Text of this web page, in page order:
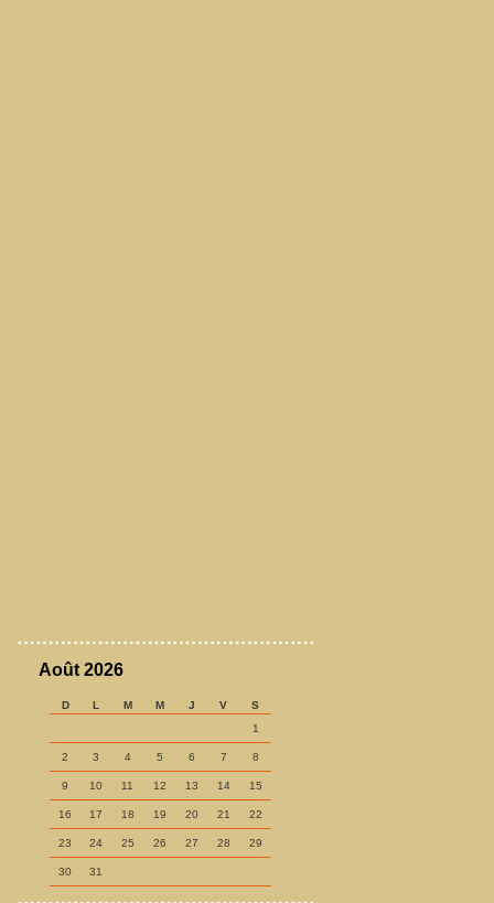
Août 2026
D L M M J V
S
1
2 3 4 5 6 7 8
9 10 11 12 13 14 15
16 17 18 19 20 21 22
23 24 25 26 27 28 29
30 31